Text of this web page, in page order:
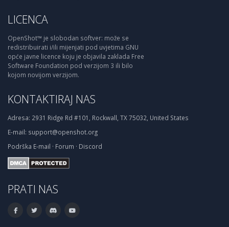
LICENCA
OpenShot™ je slobodan softver: može se
redistribuirati i/ili mijenjati pod uvjetima GNU
opće javne licence koju je objavila zaklada Free
Software Foundation pod verzijom 3 ili bilo
kojom novijom verzijom.
KONTAKTIRAJ NAS
Adresa: 2931 Ridge Rd #101, Rockwall, TX 75032, United States
E-mail: support@openshot.org
Podrška E-mail · Forum · Discord
PRATI NAS